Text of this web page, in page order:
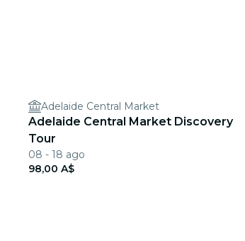
Adelaide Central Market
Adelaide Central Market Discovery
Tour
08 - 18 ago
98,00 A$